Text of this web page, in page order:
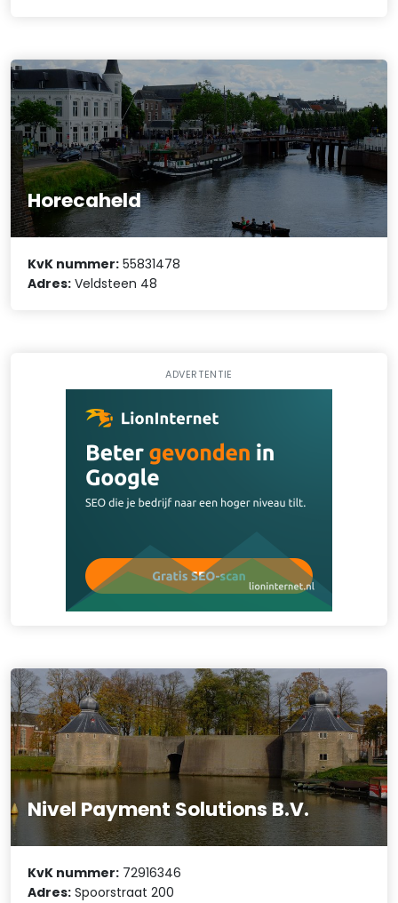
Horecaheld
KvK nummer: 55831478
Adres: Veldsteen 48
ADVERTENTIE
Nivel Payment Solutions B.V.
KvK nummer: 72916346
Adres: Spoorstraat 200